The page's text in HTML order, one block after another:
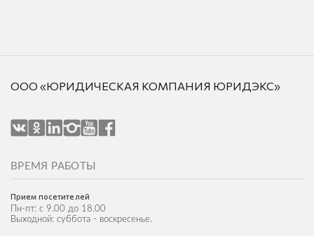
ООО «ЮРИДИЧЕСКАЯ КОМПАНИЯ ЮРИДЭКС»
ВРЕМЯ РАБОТЫ
Прием посетителей
Пн-пт: с 9.00 до 18.00
Выходной: суббота - воскресенье.